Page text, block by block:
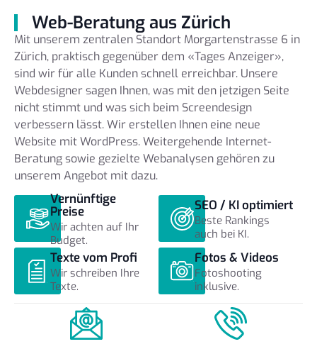
Web-Beratung aus Zürich
Mit unserem zentralen Standort Morgartenstrasse 6 in
Zürich, praktisch gegenüber dem «Tages Anzeiger»,
sind wir für alle Kunden schnell erreichbar. Unsere
Webdesigner sagen Ihnen, was mit den jetzigen Seite
nicht stimmt und was sich beim Screendesign
verbessern lässt. Wir erstellen Ihnen eine neue
Website mit WordPress. Weitergehende Internet-
Beratung sowie gezielte Webanalysen gehören zu
unserem Angebot mit dazu.
Vernünftige
Preise
Wir achten auf Ihr
Budget.
SEO / KI optimiert
Beste Rankings
auch bei KI.
Texte vom Profi
Wir schreiben Ihre
Texte.
Fotos & Videos
Fotoshooting
inklusive.